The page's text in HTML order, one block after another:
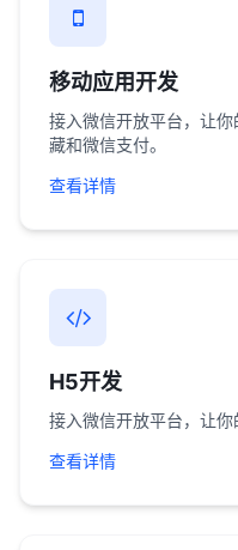
移动应用开发
接入微信开放平台，让
藏和微信支付。
查看详情
H5开发
接入微信开放平台，让
查看详情